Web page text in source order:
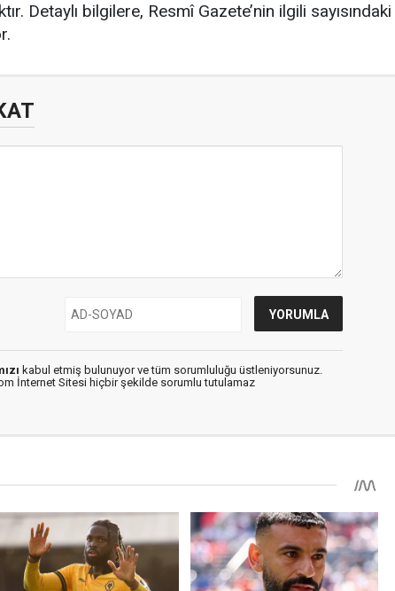
Detaylı bilgilere, Resmî Gazete’nin ilgili sayısındaki
kabul etmiş bulunuyor ve tüm sorumluluğu üstleniyorsunuz.
İnternet Sitesi hiçbir şekilde sorumlu tutulamaz